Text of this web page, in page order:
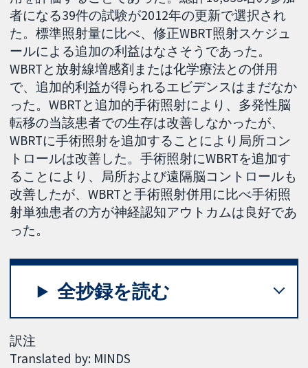
者になる39件の試験が2012年の更新で選択され
た。標準照射量に比べ、修正WBRT照射スケジュ
ールによる追加の利益はなさそうであった。
WBRTと放射線増感剤または化学療法との併用
で、追加的利益が得られるエビデンスはまだなか
った。WBRTと追加的手術照射により、多発性脳
転移の当該患者での生存は改善しなかったが、
WBRTに手術照射を追加することにより局所コン
トロールは改善した。手術照射にWBRTを追加す
ることにより、局所および遠隔脳コントロールも
改善したが、WBRTと手術照射併用に比べ手術照
射単独患者の方が神経認知アウトカムは良好であ
った。
全抄録を読む
訳注
Translated by: MINDS